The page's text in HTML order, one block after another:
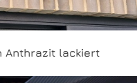
Anthrazit lackiert